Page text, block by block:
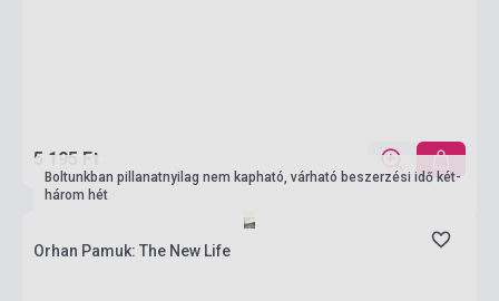
5 195 Ft
Boltunkban pillanatnyilag nem kapható, várható beszerzési idő két-
három hét
Orhan Pamuk: The New Life